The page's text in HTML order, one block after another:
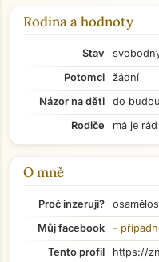
Rodina a hodnoty
Stav
Potomci
žádní
Názor na děti
do
Rodiče
má je rád
O mně
Proč inzeruji?
Můj facebook
-
Tento profil
https://